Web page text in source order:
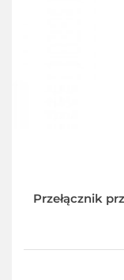
Przełącznik